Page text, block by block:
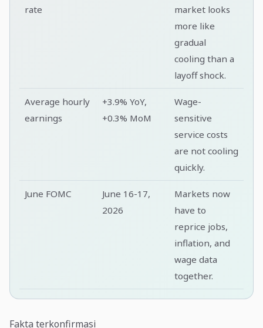
rate
market looks
more like
gradual
cooling than a
layoff shock.
Average hourly
earnings
+3.9% YoY,
+0.3% MoM
Wage-
sensitive
service costs
are not cooling
quickly.
June FOMC
June 16-17,
2026
Markets now
have to
reprice jobs,
inflation, and
wage data
together.
Fakta terkonfirmasi